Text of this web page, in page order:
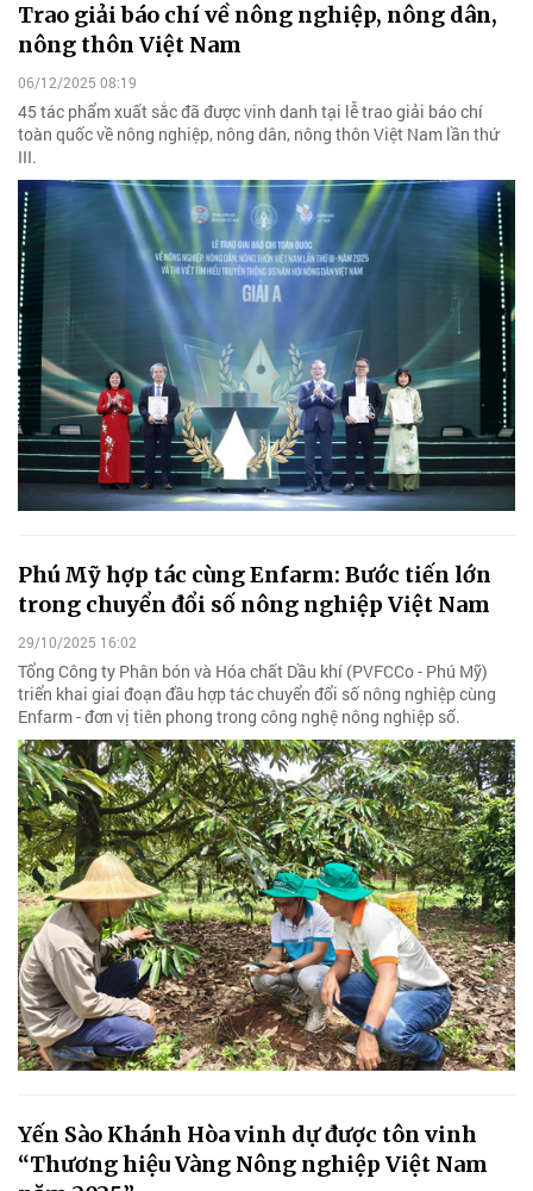
Trao giải báo chí về nông nghiệp, nông dân,
nông thôn Việt Nam
06/12/2025 08:19
45 tác phẩm xuất sắc đã được vinh danh tại lễ trao giải báo chí
toàn quốc về nông nghiệp, nông dân, nông thôn Việt Nam lần thứ
III.
Phú Mỹ hợp tác cùng Enfarm: Bước tiến lớn
trong chuyển đổi số nông nghiệp Việt Nam
29/10/2025 16:02
Tổng Công ty Phân bón và Hóa chất Dầu khí (PVFCCo - Phú Mỹ)
triển khai giai đoạn đầu hợp tác chuyển đổi số nông nghiệp cùng
Enfarm - đơn vị tiên phong trong công nghệ nông nghiệp số.
Yến Sào Khánh Hòa vinh dự được tôn vinh
“Thương hiệu Vàng Nông nghiệp Việt Nam